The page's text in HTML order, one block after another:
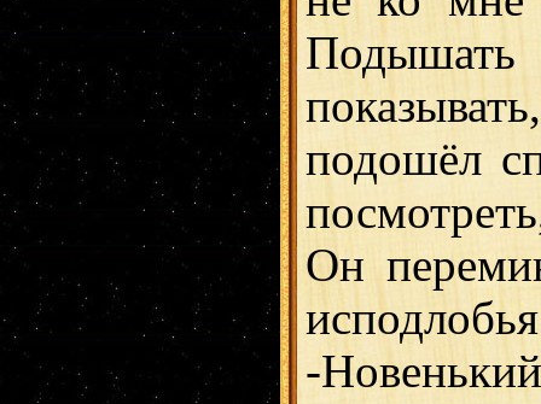
Подышать
подошёл
Он
-